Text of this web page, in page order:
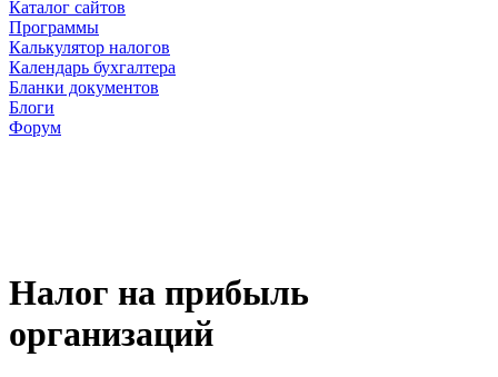
Каталог сайтов
Программы
Калькулятор налогов
Календарь бухгалтера
Бланки документов
Блоги
Форум
Налог на прибыль
организаций